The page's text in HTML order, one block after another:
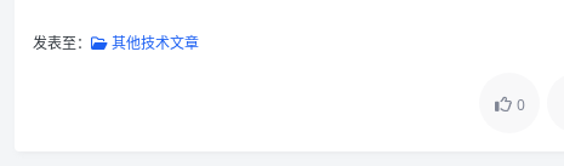
发表至： 其他技术文章
0